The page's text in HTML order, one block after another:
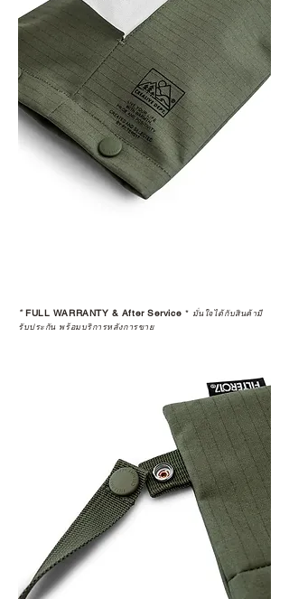
*FULL WARRANTY & After Service * มั่นใจได้กับสินค้ามี
รับประกัน พร้อมบริการหลังการขาย